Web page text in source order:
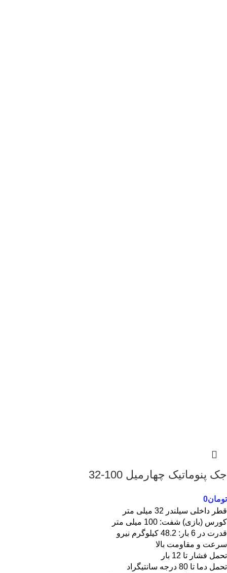
جک پنوماتیک چهارمیل 100-32
تومان0
قطر داخلی سیلندر 32 میلی متر
کورس (بازی) شفت: 100 میلی متر
قدرت در 6 بار: 48.2 کیلوگرم نیرو
سرعت و مقاومت بالا
تحمل فشار تا 12 بار
تحمل دما تا 80 درجه سانتیگراد